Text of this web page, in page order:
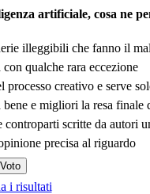
artificiale, cosa ne
illeggibili che fanno il
qualche rara eccezione
creativo e serve
e migliori la resa finale
scritte da autori
precisa al riguardo
i risultati